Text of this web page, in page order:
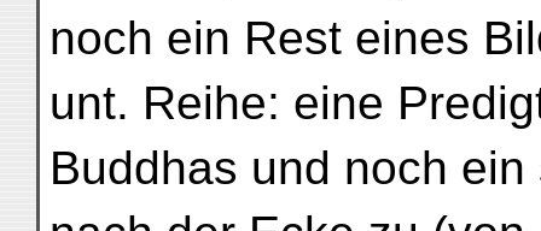
noch ein Rest eines
unt. Reihe: eine
Buddhas und noch